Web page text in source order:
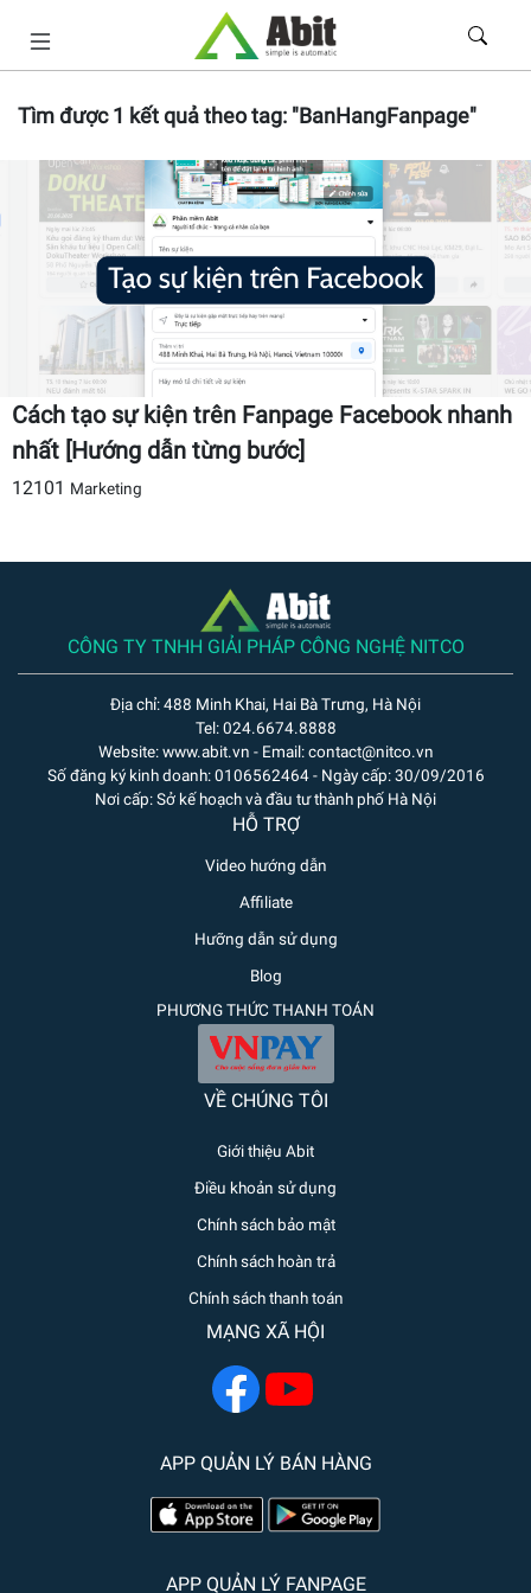
Tìm được1 kết quả theo tag: "BanHangFanpage"
Cách tạo sự kiện trên Fanpage Facebook nhanh
nhất [Hướng dẫn từng bước]
12101 Marketing
CÔNG TY TNHH GIẢI PHÁP CÔNG NGHỆ NITCO
Địa chỉ: 488 Minh Khai, Hai Bà Trưng, Hà Nội
Tel: 024.6674.8888
Website: www.abit.vn - Email: contact@nitco.vn
Số đăng ký kinh doanh: 0106562464 - Ngày cấp: 30/09/2016
Nơi cấp: Sở kế hoạch và đầu tư thành phố Hà Nội
HỖ TRỢ
Video hướng dẫn
Affiliate
Hưỡng dẫn sử dụng
Blog
PHƯƠNG THỨC THANH TOÁN
VỀ CHÚNG TÔI
Giới thiệu Abit
Điều khoản sử dụng
Chính sách bảo mật
Chính sách hoàn trả
Chính sách thanh toán
MẠNG XÃ HỘI
APP QUẢN LÝ BÁN HÀNG
APP QUẢN LÝ FANPAGE